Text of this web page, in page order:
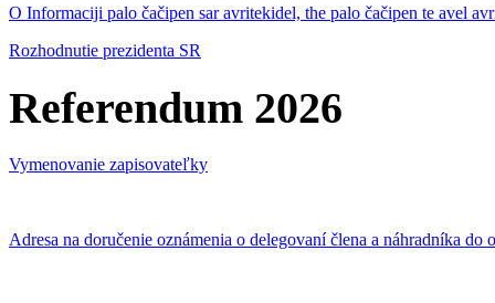
O Informaciji palo čačipen sar avritekidel, the palo čačipen te avel
Rozhodnutie prezidenta SR
Referendum 2026
Vymenovanie zapisovateľky
Adresa na doručenie oznámenia o delegovaní člena a náhradníka